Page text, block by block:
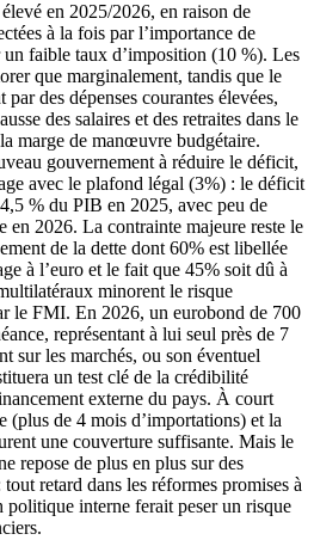
en 2025/2026, en raison de
à la fois par l’importance de
faible taux d’imposition (10 %). Les
que marginalement, tandis que le
des dépenses courantes élevées,
des salaires et des retraites dans le
marge de manœuvre budgétaire.
gouvernement à réduire le déficit,
avec le plafond légal (3%) : le déficit
% du PIB en 2025, avec peu de
en 2026. La contrainte majeure reste le
de la dette dont 60% est libellée
à l’euro et le fait que 45% soit dû à
minorent le risque
le FMI. En 2026, un eurobond de 700
représentant à lui seul près de 7
sur les marchés, ou son éventuel
un test clé de la crédibilité
externe du pays. À court
(plus de 4 mois d’importations) et la
une couverture suffisante. Mais le
repose de plus en plus sur des
retard dans les réformes promises à
interne ferait peser un risque